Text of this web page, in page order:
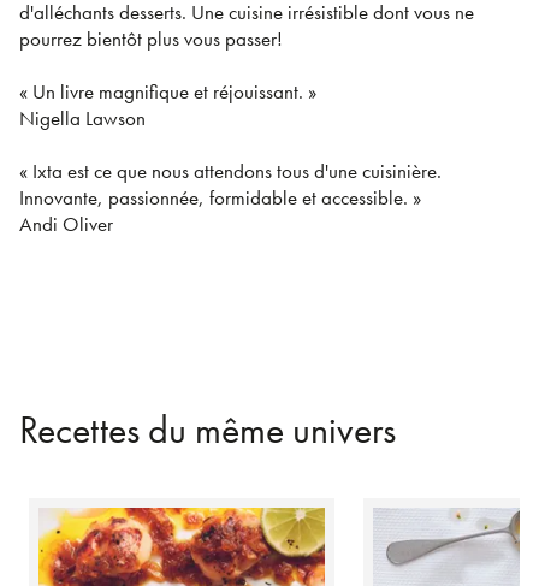
d'alléchants desserts. Une cuisine irrésistible dont vous ne
pourrez bientôt plus vous passer!
« Un livre magnifique et réjouissant. »
Nigella Lawson
« Ixta est ce que nous attendons tous d'une cuisinière.
Innovante, passionnée, formidable et accessible. »
Andi Oliver
Recettes du même univers